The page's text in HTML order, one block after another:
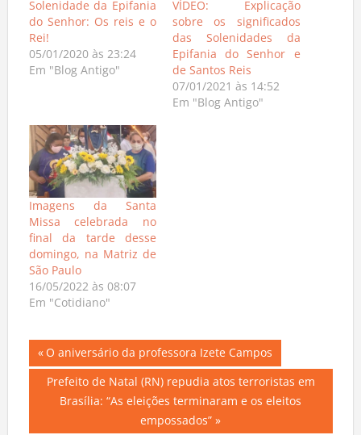
Solenidade da Epifania
do Senhor: Os reis e o
Rei!
05/01/2020 às 23:24
Em "Blog Antigo"
VÍDEO: Explicação
sobre os significados
das Solenidades da
Epifania do Senhor e
de Santos Reis
07/01/2021 às 14:52
Em "Blog Antigo"
Imagens da Santa
Missa celebrada no
final da tarde desse
domingo, na Matriz de
São Paulo
16/05/2022 às 08:07
Em "Cotidiano"
Navegação
de
Previous
Post:
O aniversário da professora Izete Campos
Next
Post:
Prefeito de Natal (RN) repudia atos terroristas em
Brasília: “As eleições terminaram e os eleitos
empossados”